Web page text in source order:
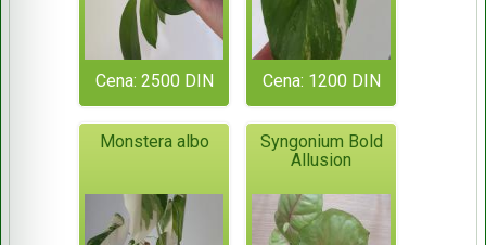
Cena: 2500 DIN Cena: 1200 DIN
Monstera albo
Syngonium Bold
Allusion